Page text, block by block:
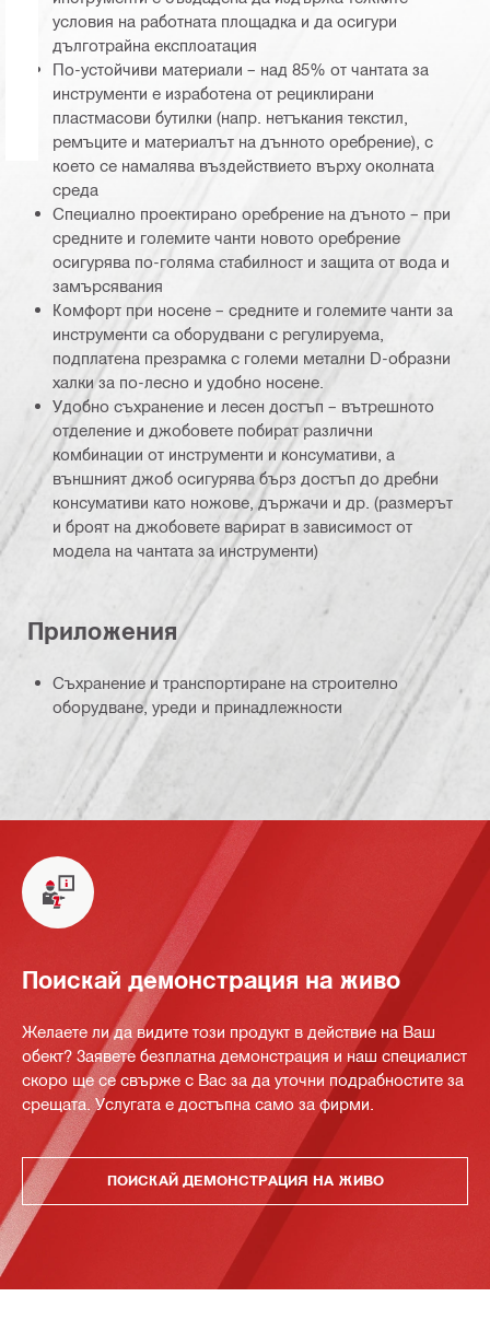
условия на работната площадка и да осигури
дълготрайна експлоатация
По-устойчиви материали – над 85% от чантата за
инструменти е изработена от рециклирани
пластмасови бутилки (напр. нетъкания текстил,
ремъците и материалът на дънното оребрение), с
което се намалява въздействието върху околната
среда
Специално проектирано оребрение на дъното – при
средните и големите чанти новото оребрение
осигурява по-голяма стабилност и защита от вода и
замърсявания
Комфорт при носене – средните и големите чанти за
инструменти са оборудвани с регулируема,
подплатена презрамка с големи метални D-образни
халки за по-лесно и удобно носене.
Удобно съхранение и лесен достъп – вътрешното
отделение и джобовете побират различни
комбинации от инструменти и консумативи, а
външният джоб осигурява бърз достъп до дребни
консумативи като ножове, държачи и др. (размерът
и броят на джобовете варират в зависимост от
модела на чантата за инструменти)
Приложения
Съхранение и транспортиране на строително
оборудване, уреди и принадлежности
Поискай демонстрация на живо
Желаете ли да видите този продукт в действие на Ваш
обект? Заявете безплатна демонстрация и наш специалист
скоро ще се свърже с Вас за да уточни подрабностите за
срещата. Услугата е достъпна само за фирми.
ПОИСКАЙ ДЕМОНСТРАЦИЯ НА ЖИВО